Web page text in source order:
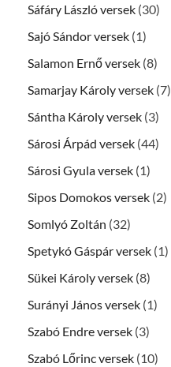
Sáfáry László versek (30)
Sajó Sándor versek (1)
Salamon Ernő versek (8)
Samarjay Károly versek (7)
Sántha Károly versek (3)
Sárosi Árpád versek (44)
Sárosi Gyula versek (1)
Sipos Domokos versek (2)
Somlyó Zoltán (32)
Spetykó Gáspár versek (1)
Sükei Károly versek (8)
Surányi János versek (1)
Szabó Endre versek (3)
Szabó Lőrinc versek (10)